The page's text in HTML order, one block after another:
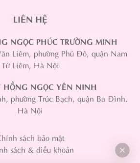
LIÊN HỆ
NGỌC PHÚC TRƯỜNG MINH
Liêm, phường Phú Đô, quận Nam
Từ Liêm, Hà Nội
HỒNG NGỌC YÊN NINH
phường Trúc Bạch, quận Ba Đình,
Hà Nội
sách bảo mật
sách & điều khoản